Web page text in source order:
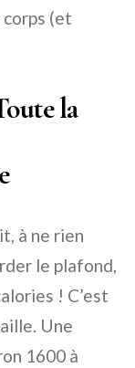
(et
la
à ne rien
le plafond,
! C’est
Une
1600 à